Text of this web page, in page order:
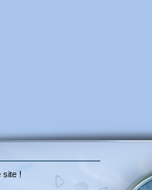
site !